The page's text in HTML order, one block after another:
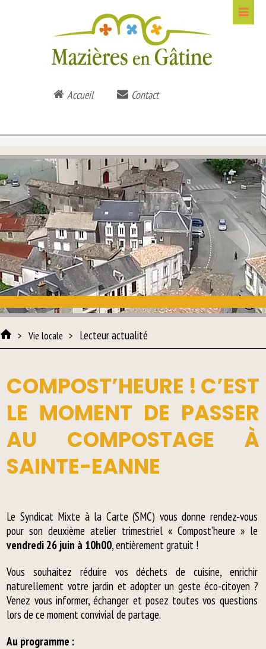
Accueil Contact
Vie locale Lecteur actualité
COMPOST’HEURE ! C’EST
LE MOMENT DE PASSER
AU COMPOSTAGE À
SAINTE-EANNE
Le Syndicat Mixte à la Carte (SMC) vous donne rendez-vous
pour son deuxième atelier trimestriel « Compost’heure » le
vendredi 26 juin à 10h00, entièrement gratuit !
Vous souhaitez réduire vos déchets de cuisine, enrichir
naturellement votre jardin et adopter un geste éco-citoyen ?
Venez vous informer, échanger et posez toutes vos questions
lors de ce moment convivial de partage.
Au programme :